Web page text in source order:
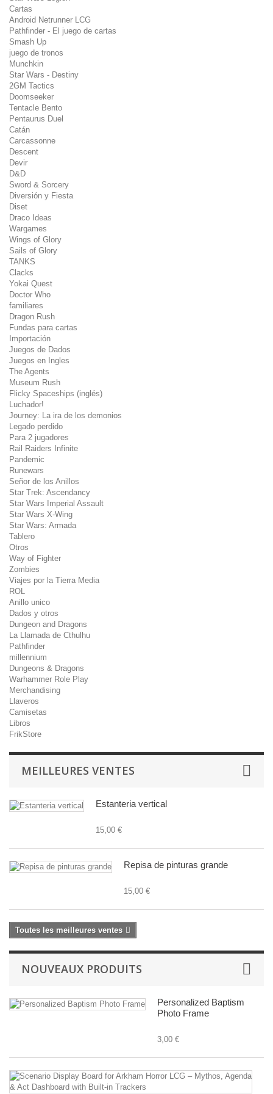
Cartas
Android Netrunner LCG
Pathfinder - El juego de cartas
Smash Up
juego de tronos
Munchkin
Star Wars - Destiny
2GM Tactics
Doomseeker
Tentacle Bento
Pentaurus Duel
Catán
Carcassonne
Descent
Devir
D&D
Sword & Sorcery
Diversión y Fiesta
Diset
Draco Ideas
Wargames
Wings of Glory
Sails of Glory
TANKS
Clacks
Yokai Quest
Doctor Who
familiares
Dragon Rush
Fundas para cartas
Importación
Juegos de Dados
Juegos en Ingles
The Agents
Museum Rush
Flicky Spaceships (inglés)
Luchador!
Journey: La ira de los demonios
Legado perdido
Para 2 jugadores
Rail Raiders Infinite
Pandemic
Runewars
Señor de los Anillos
Star Trek: Ascendancy
Star Wars Imperial Assault
Star Wars X-Wing
Star Wars: Armada
Tablero
Otros
Way of Fighter
Zombies
Viajes por la Tierra Media
ROL
Anillo unico
Dados y otros
Dungeon and Dragons
La Llamada de Cthulhu
Pathfinder
millennium
Dungeons & Dragons
Warhammer Role Play
Merchandising
Llaveros
Camisetas
Libros
FrikStore
MEILLEURES VENTES
Estanteria vertical
15,00 €
Repisa de pinturas grande
15,00 €
Toutes les meilleures ventes
NOUVEAUX PRODUITS
Personalized Baptism
Photo Frame
3,00 €